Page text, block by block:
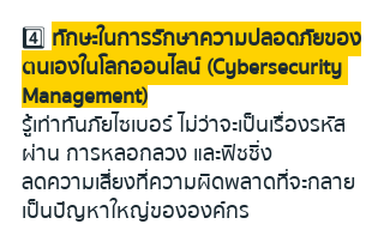
4️⃣ ทักษะในการรักษาความปลอดภัยของ
ตนเองในโลกออนไลน์ (Cybersecurity
Management)
รู้เท่าทันภัยไซเบอร์ ไม่ว่าจะเป็นเรื่องรหัส
ผ่าน การหลอกลวง และฟิชชิ่ง
ลดความเสี่ยงที่ความผิดพลาดที่จะกลาย
เป็นปัญหาใหญ่ขององค์กร